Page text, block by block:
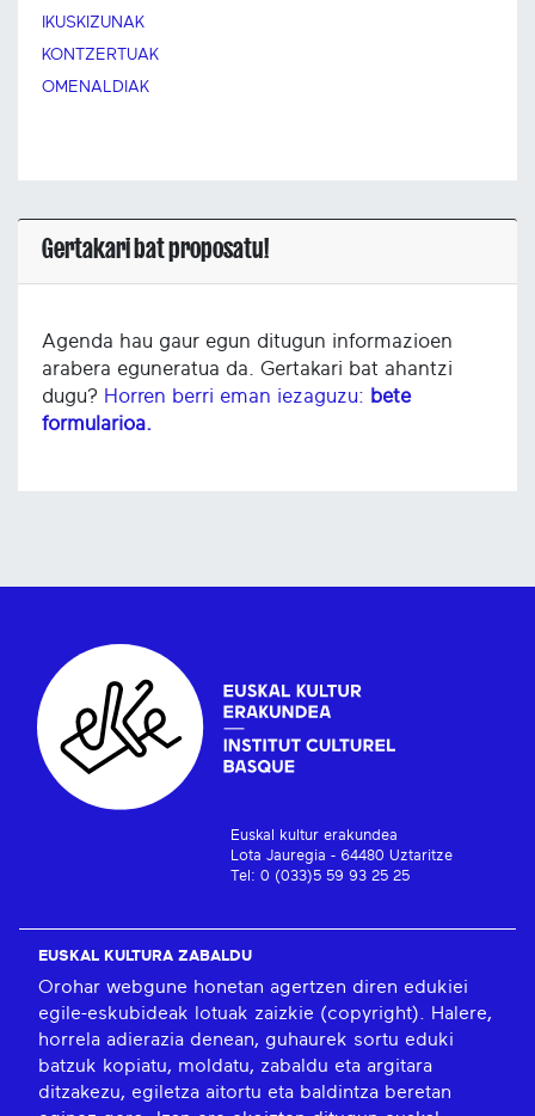
IKUSKIZUNAK
KONTZERTUAK
OMENALDIAK
Gertakari bat proposatu!
Agenda hau gaur egun ditugun informazioen
arabera eguneratua da. Gertakari bat ahantzi
dugu? Horren berri eman iezaguzu: bete
formularioa.
Euskal kultur erakundea
Lota Jauregia - 64480 Uztaritze
Tel: 0 (033)5 59 93 25 25
EUSKAL KULTURA ZABALDU
Orohar webgune honetan agertzen diren edukiei
egile-eskubideak lotuak zaizkie (copyright). Halere,
horrela adierazia denean, guhaurek sortu eduki
batzuk kopiatu, moldatu, zabaldu eta argitara
ditzakezu, egiletza aitortu eta baldintza beretan